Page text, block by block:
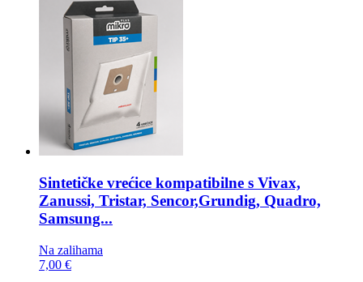
Sintetičke vrećice kompatibilne s Vivax,
Zanussi, Tristar, Sencor,Grundig, Quadro,
Samsung...
Na zalihama
7,00 €